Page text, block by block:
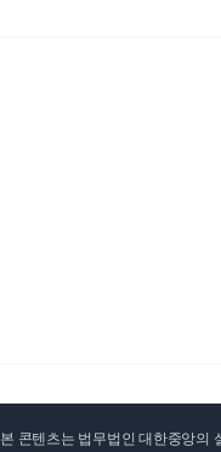
본 콘텐츠는 법무법인 대한중앙의